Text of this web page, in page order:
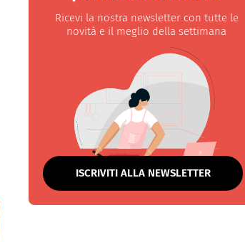
Ricevi la nostra newsletter con tutte le
novità e il meglio della settimana
ISCRIVITI ALLA NEWSLETTER